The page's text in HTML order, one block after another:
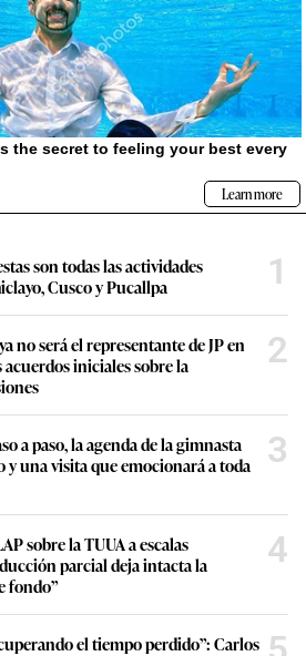
son todas las actividades
Cusco y Pucallpa
1
no será el representante de JP en
iniciales sobre la
2
a paso, la agenda de la gimnasta
y una visita que emocionará a toda
3
sobre la TUUA a escalas
parcial deja intacta la
fondo”
4
el tiempo perdido”: Carlos